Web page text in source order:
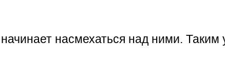
насмехаться над ними. Таким